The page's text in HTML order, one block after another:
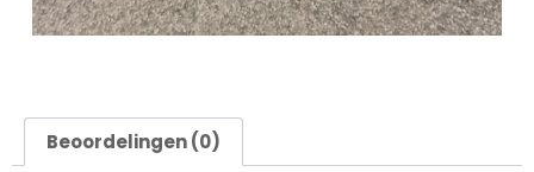
Beoordelingen (0)